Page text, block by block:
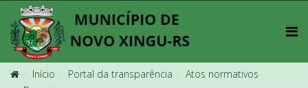
Início Portal da transparência
Atos normativos